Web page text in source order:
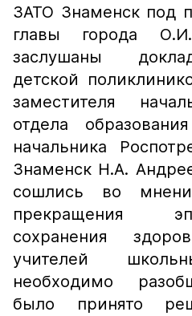
ЗАТО Знаменск под
главы города
заслушаны
детской
заместителя
отдела
начальника
Знаменск Н.А.
сошлись во
прекращения
сохранения
учителей
необходимо
было принято